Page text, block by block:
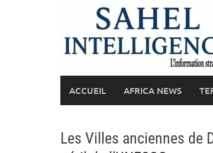
ACCUEIL AFRICA NEWS
Les Villes anciennes de